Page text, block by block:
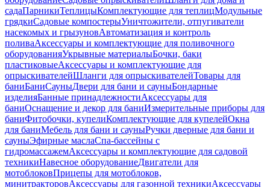
садаПарникиТеплицыКомплектующие для теплицМодульные
грядкиСадовые компостерыУничтожители, отпугиватели
насекомых и грызуновАвтоматизация и контроль
поливаАксессуары и комплектующие для поливочного
оборудованияУкрывные материалыБочки, баки
пластиковыеАксессуары и комплектующие для
опрыскивателейШланги для опрыскивателейТовары для
баниБаниСауныДвери для бани и сауныБондарные
изделияБанные принадлежностиАксессуары для
баниОснащение и декор для баниИзмерительные приборы для
баниФитобочки, купелиКомплектующие для купелейОкна
для баниМебель для бани и сауныРучки дверные для бани и
сауныЭфирные маслаСпа-бассейны с
гидромассажемАксессуары и комплектующие для садовой
техникиНавесное оборудованиеДвигатели для
мотоблоковПрицепы для мотоблоков,
минитракторовАксессуары для газонной техникиАксессуары